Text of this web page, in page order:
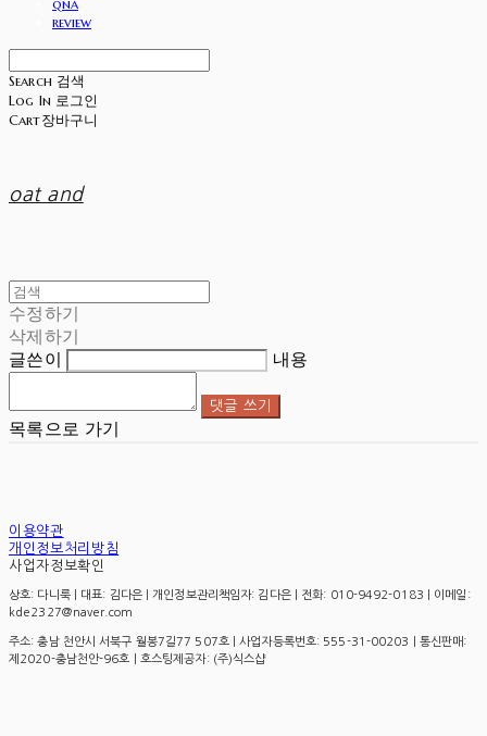
qna
review
Search 검색
Log In 로그인
Cart장바구니
oat and
수정하기
삭제하기
글쓴이
내용
댓글 쓰기
목록으로 가기
이용약관
개인정보처리방침
사업자정보확인
상호: 다니룩 | 대표: 김다은 | 개인정보관리책임자: 김다은 | 전화: 010-9492-0183 | 이메일:
kde2327@naver.com
주소: 충남 천안시 서북구 월봉7길77 507호 | 사업자등록번호: 555-31-00203
| 통신판매:
제2020-충남천안-96호 | 호스팅제공자: (주)식스샵